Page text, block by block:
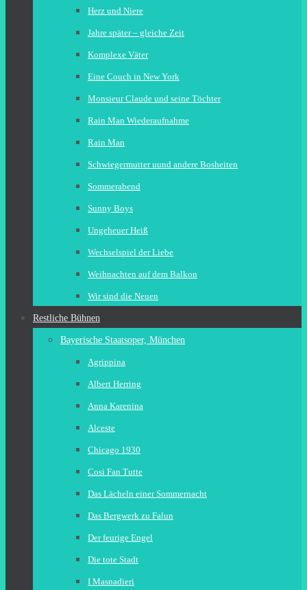
Herz und Niere
Jahre später – gleiche Zeit
Komplexe Väter
Eine Couch in New York
Monsieur Claude und seine Töchter
Rain Man Wiederaufnahme
Rain Man
Schwiegermutter uund andere Bosheiten
Sommerabend
Sunny Boys
Ungeheuer Heiß
Wechselspiel der Liebe
Weihnachten auf dem Balkon
Wir sind die Neuen
Restliche Bühnen
Bayerische Staatsoper, München
Agrippina
Albert Herring
Anna Karenina
Alceste
Chicago 1930
Cosi Fan Tutte
Das Lächeln einer Sommernacht
Das Bergwerk zu Falun
Der feurige Engel
Die tote Stadt
I Masnadieri